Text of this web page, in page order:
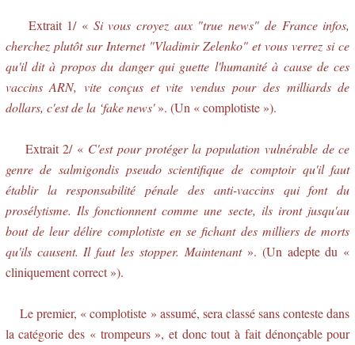
Extrait 1/ « Si vous croyez aux "true news" de France infos,
cherchez plutôt sur Internet "Vladimir Zelenko" et vous verrez si ce
qu'il dit à propos du danger qui guette l'humanité à cause de ces
vaccins ARN, vite conçus et vite vendus pour des milliards de
dollars, c'est de la ‘fake news'». (Un « complotiste »).
Extrait 2/ « C'est pour protéger la population vulnérable de ce
genre de salmigondis pseudo scientifique de comptoir qu'il faut
établir la responsabilité pénale des anti-vaccins qui font du
prosélytisme. Ils fonctionnent comme une secte, ils iront jusqu'au
bout de leur délire complotiste en se fichant des milliers de morts
qu'ils causent. Il faut les stopper. Maintenant». (Un adepte du «
cliniquement correct »).
Le premier, « complotiste » assumé, sera classé sans conteste dans
la catégorie des « trompeurs », et donc tout à fait dénonçable pour